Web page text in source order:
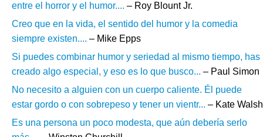
entre el horror y el humor.... – Roy Blount Jr.
Creo que en la vida, el sentido del humor y la comedia
siempre existen.... – Mike Epps
Si puedes combinar humor y seriedad al mismo tiempo, has
creado algo especial, y eso es lo que busco... – Paul Simon
No necesito a alguien con un cuerpo caliente. Él puede
estar gordo o con sobrepeso y tener un vientr... – Kate Walsh
Es una persona un poco modesta, que aún debería serlo